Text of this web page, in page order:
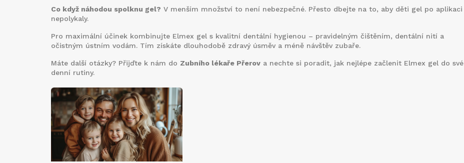
Co když náhodou spolknu gel? V menším množství to není nebezpečné. Přesto dbejte na to, aby děti gel po aplikaci
nepolykaly.
Pro maximální účinek kombinujte Elmex gel s kvalitní dentální hygienou – pravidelným čištěním, dentální nití a
očistným ústním vodám. Tím získáte dlouhodobě zdravý úsměv a méně návštěv zubaře.
Máte další otázky? Přijďte k nám do Zubního lékaře Přerov a nechte si poradit, jak nejlépe začlenit Elmex gel do své
denní rutiny.